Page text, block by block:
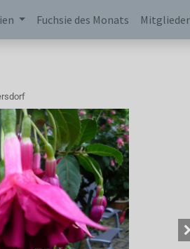
Fuchsie des Monats